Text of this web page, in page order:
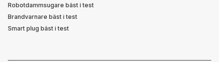
Robotdammsugare bäst i test
Brandvarnare bäst i test
Smart plug bäst i test